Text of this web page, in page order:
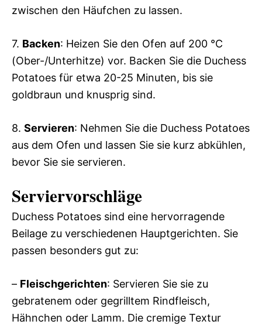
zwischen den Häufchen zu lassen.
7. Backen: Heizen Sie den Ofen auf 200 °C
(Ober-/Unterhitze) vor. Backen Sie die Duchess
Potatoes für etwa 20-25 Minuten, bis sie
goldbraun und knusprig sind.
8. Servieren: Nehmen Sie die Duchess Potatoes
aus dem Ofen und lassen Sie sie kurz abkühlen,
bevor Sie sie servieren.
Serviervorschläge
Duchess Potatoes sind eine hervorragende
Beilage zu verschiedenen Hauptgerichten. Sie
passen besonders gut zu:
– Fleischgerichten: Servieren Sie sie zu
gebratenem oder gegrilltem Rindfleisch,
Hähnchen oder Lamm. Die cremige Textur